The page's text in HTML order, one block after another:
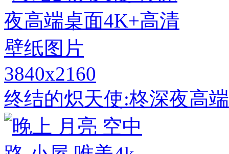
3840x2160
终结的炽天使:柊深夜高